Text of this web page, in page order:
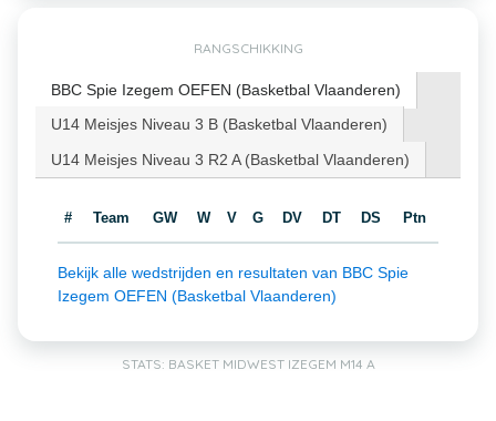
RANGSCHIKKING
BBC Spie Izegem OEFEN (Basketbal Vlaanderen)
U14 Meisjes Niveau 3 B (Basketbal Vlaanderen)
U14 Meisjes Niveau 3 R2 A (Basketbal Vlaanderen)
# Team GW W V G DV DT DS Ptn
Bekijk alle wedstrijden en resultaten van BBC Spie
Izegem OEFEN (Basketbal Vlaanderen)
STATS: BASKET MIDWEST IZEGEM M14 A